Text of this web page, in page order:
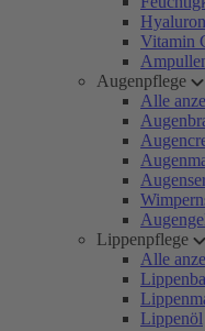
Vitamin
Augenpflege
Alle
Lippenpflege
Alle
Lippenöl